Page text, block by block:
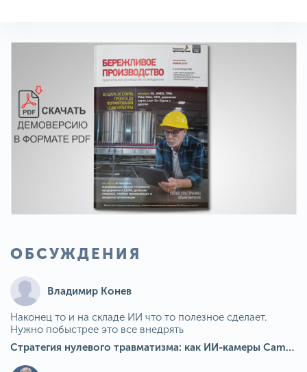
ОБСУЖДЕНИЯ
Владимир Конев
Наконец то и на складе ИИ что то полезное сделает.
Нужно побыстрее это все внедрять
Стратегия нулевого травматизма: как ИИ-камеры Camkord снижают риск наезда на пешехода при работе на погрузчике